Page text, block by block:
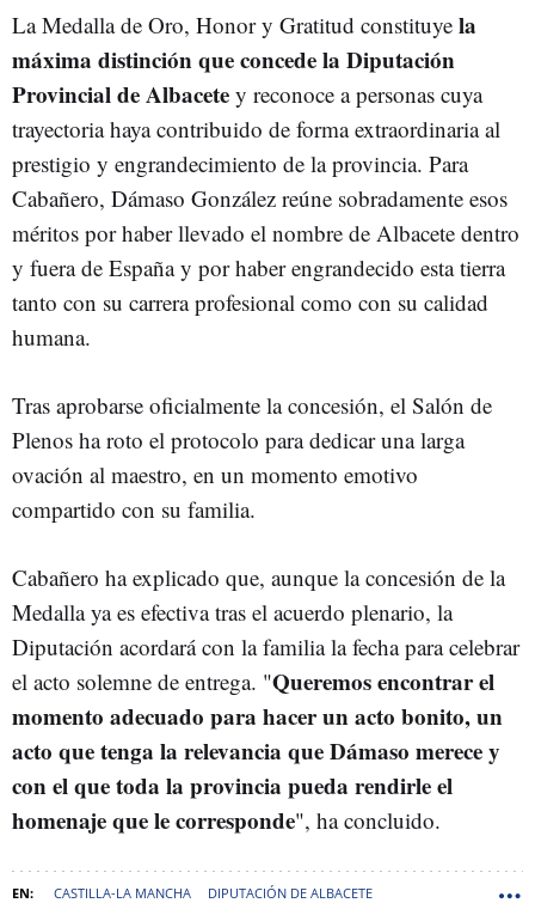
La Medalla de Oro, Honor y Gratitud constituye la
máxima distinción que concede la Diputación
Provincial de Albacete y reconoce a personas cuya
trayectoria haya contribuido de forma extraordinaria al
prestigio y engrandecimiento de la provincia. Para
Cabañero, Dámaso González reúne sobradamente esos
méritos por haber llevado el nombre de Albacete dentro
y fuera de España y por haber engrandecido esta tierra
tanto con su carrera profesional como con su calidad
humana.
Tras aprobarse oficialmente la concesión, el Salón de
Plenos ha roto el protocolo para dedicar una larga
ovación al maestro, en un momento emotivo
compartido con su familia.
Cabañero ha explicado que, aunque la concesión de la
Medalla ya es efectiva tras el acuerdo plenario, la
Diputación acordará con la familia la fecha para celebrar
el acto solemne de entrega. "Queremos encontrar el
momento adecuado para hacer un acto bonito, un
acto que tenga la relevancia que Dámaso merece y
con el que toda la provincia pueda rendirle el
homenaje que le corresponde", ha concluido.
CASTILLA-LA MANCHA DIPUTACIÓN DE ALBACETE